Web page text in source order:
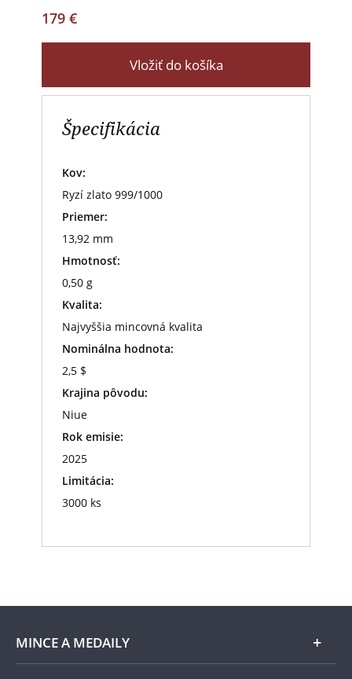
179 €
Vložiť do košíka
Špecifikácia
Kov:
Ryzí zlato 999/1000
Priemer:
13,92 mm
Hmotnosť:
0,50 g
Kvalita:
Najvyššia mincovná kvalita
Nominálna hodnota:
2,5 $
Krajina pôvodu:
Niue
Rok emisie:
2025
Limitácia:
3000 ks
MINCE A MEDAILY